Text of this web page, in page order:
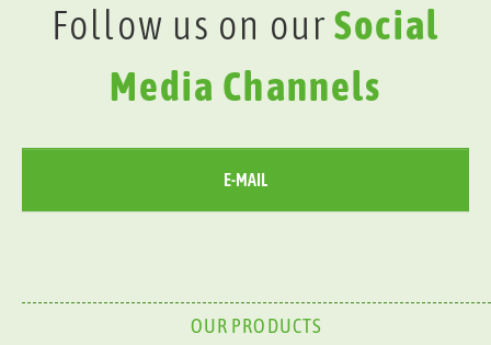
Follow us on ourSocial
Media Channels
E-MAIL
OUR PRODUCTS